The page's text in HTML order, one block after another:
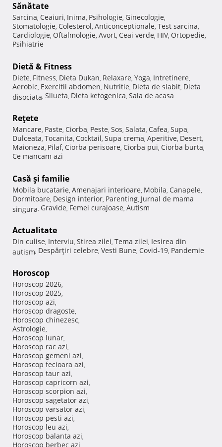
Sănătate
Sarcina, Ceaiuri, Inima, Psihologie, Ginecologie,
Stomatologie, Colesterol, Anticonceptionale, Test sarcina,
Cardiologie, Oftalmologie, Avort, Ceai verde, HIV, Ortopedie,
Psihiatrie
Dietă & Fitness
Diete, Fitness, Dieta Dukan, Relaxare, Yoga, Intretinere,
Aerobic, Exercitii abdomen, Nutritie, Dieta de slabit, Dieta
disociata, Silueta, Dieta ketogenica, Sala de acasa
Reţete
Mancare, Paste, Ciorba, Peste, Sos, Salata, Cafea, Supa,
Dulceata, Tocanita, Cocktail, Supa crema, Aperitive, Desert,
Maioneza, Pilaf, Ciorba perisoare, Ciorba pui, Ciorba burta,
Ce mancam azi
Casă şi familie
Mobila bucatarie, Amenajari interioare, Mobila, Canapele,
Dormitoare, Design interior, Parenting, Jurnal de mama
singura, Gravide, Femei curajoase, Autism
Actualitate
Din culise, Interviu, Stirea zilei, Tema zilei, Iesirea din
autism, Despărţiri celebre, Vesti Bune, Covid-19, Pandemie
Horoscop
Horoscop 2026,
Horoscop 2025,
Horoscop azi,
Horoscop dragoste,
Horoscop chinezesc,
Astrologie,
Horoscop lunar,
Horoscop rac azi,
Horoscop gemeni azi,
Horoscop fecioara azi,
Horoscop taur azi,
Horoscop capricorn azi,
Horoscop scorpion azi,
Horoscop sagetator azi,
Horoscop varsator azi,
Horoscop pesti azi,
Horoscop leu azi,
Horoscop balanta azi,
Horoscop berbec azi